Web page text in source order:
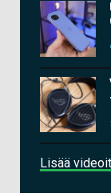
Lisää